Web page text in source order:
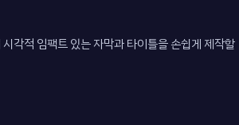
각적 임팩트 있는 자막과 타이틀을 손쉽게 제작할